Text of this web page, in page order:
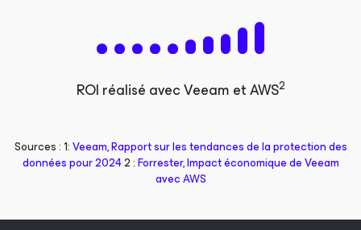
ROI réalisé avec Veeam et AWS2
Sources : 1:Veeam, Rapport sur les tendances de la protection des
données pour 20242 :Forrester, Impact économique de Veeam
avec AWS